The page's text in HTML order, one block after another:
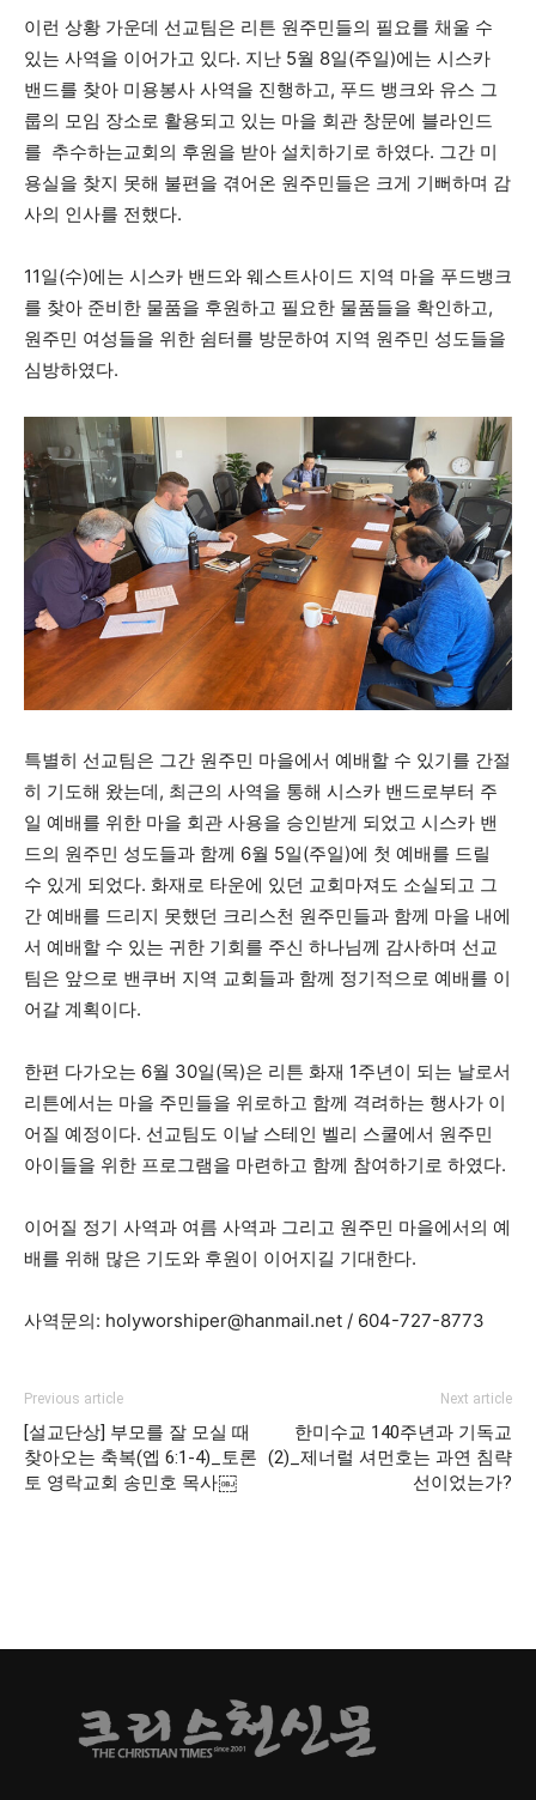
이런 상황 가운데 선교팀은 리튼 원주민들의 필요를 채울 수
있는 사역을 이어가고 있다. 지난 5월 8일(주일)에는 시스카
밴드를 찾아 미용봉사 사역을 진행하고, 푸드 뱅크와 유스 그
룹의 모임 장소로 활용되고 있는 마을 회관 창문에 블라인드
를 추수하는교회의 후원을 받아 설치하기로 하였다. 그간 미
용실을 찾지 못해 불편을 겪어온 원주민들은 크게 기뻐하며 감
사의 인사를 전했다.
11일(수)에는 시스카 밴드와 웨스트사이드 지역 마을 푸드뱅크
를 찾아 준비한 물품을 후원하고 필요한 물품들을 확인하고,
원주민 여성들을 위한 쉼터를 방문하여 지역 원주민 성도들을
심방하였다.
특별히 선교팀은 그간 원주민 마을에서 예배할 수 있기를 간절
히 기도해 왔는데, 최근의 사역을 통해 시스카 밴드로부터 주
일 예배를 위한 마을 회관 사용을 승인받게 되었고 시스카 밴
드의 원주민 성도들과 함께 6월 5일(주일)에 첫 예배를 드릴
수 있게 되었다. 화재로 타운에 있던 교회마져도 소실되고 그
간 예배를 드리지 못했던 크리스천 원주민들과 함께 마을 내에
서 예배할 수 있는 귀한 기회를 주신 하나님께 감사하며 선교
팀은 앞으로 밴쿠버 지역 교회들과 함께 정기적으로 예배를 이
어갈 계획이다.
한편 다가오는 6월 30일(목)은 리튼 화재 1주년이 되는 날로서
리튼에서는 마을 주민들을 위로하고 함께 격려하는 행사가 이
어질 예정이다. 선교팀도 이날 스테인 벨리 스쿨에서 원주민
아이들을 위한 프로그램을 마련하고 함께 참여하기로 하였다.
이어질 정기 사역과 여름 사역과 그리고 원주민 마을에서의 예
배를 위해 많은 기도와 후원이 이어지길 기대한다.
사역문의: holyworshiper@hanmail.net / 604-727-8773
Previous article
[설교단상] 부모를 잘 모실 때
찾아오는 축복(엡 6:1-4)_토론
토 영락교회 송민호 목사￼
Next article
한미수교 140주년과 기독교
(2)_제너럴 셔먼호는 과연 침략
선이었는가?